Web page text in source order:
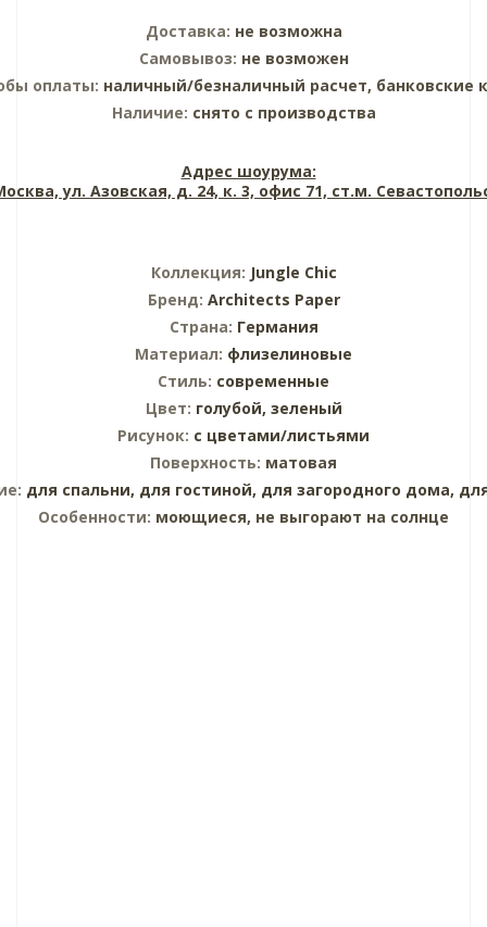
Доставка: не возможна
Самовывоз: не возможен
оплаты: наличный/безналичный расчет, банковские
Наличие: снято с производства
Адрес шоурума:
ул. Азовская, д. 24, к. 3, офис 71, ст.м.
Коллекция: Jungle Chic
Бренд: Architects Paper
Страна: Германия
Материал: флизелиновые
Стиль: современные
Цвет: голубой, зеленый
Рисунок: с цветами/листьями
Поверхность: матовая
для спальни, для гостиной, для загородного дома,
Особенности: моющиеся, не выгорают на солнце